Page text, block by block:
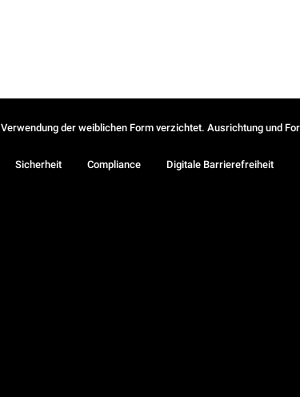
der weiblichen Form verzichtet. Ausrichtung und
Sicherheit Compliance
Digitale Barrierefreiheit